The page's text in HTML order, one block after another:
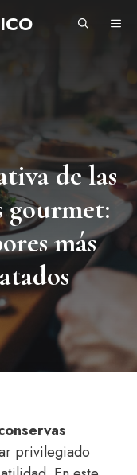
de las
gourmet:
más
privilegiado